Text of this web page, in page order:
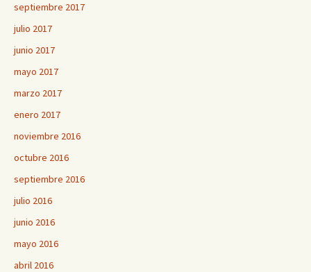
septiembre 2017
julio 2017
junio 2017
mayo 2017
marzo 2017
enero 2017
noviembre 2016
octubre 2016
septiembre 2016
julio 2016
junio 2016
mayo 2016
abril 2016